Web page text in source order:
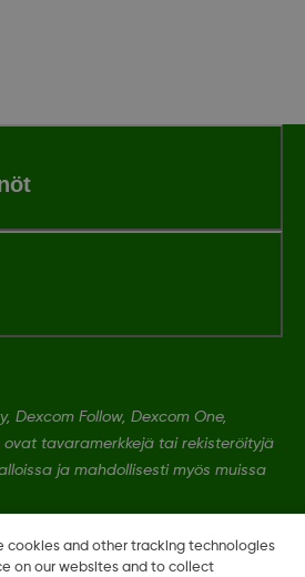
Dexcom Follow, Dexcom One,
ovat tavaramerkkejä tai rekisteröityjä
ja mahdollisesti myös muissa
cookies and other tracking technologies
on our websites and to collect